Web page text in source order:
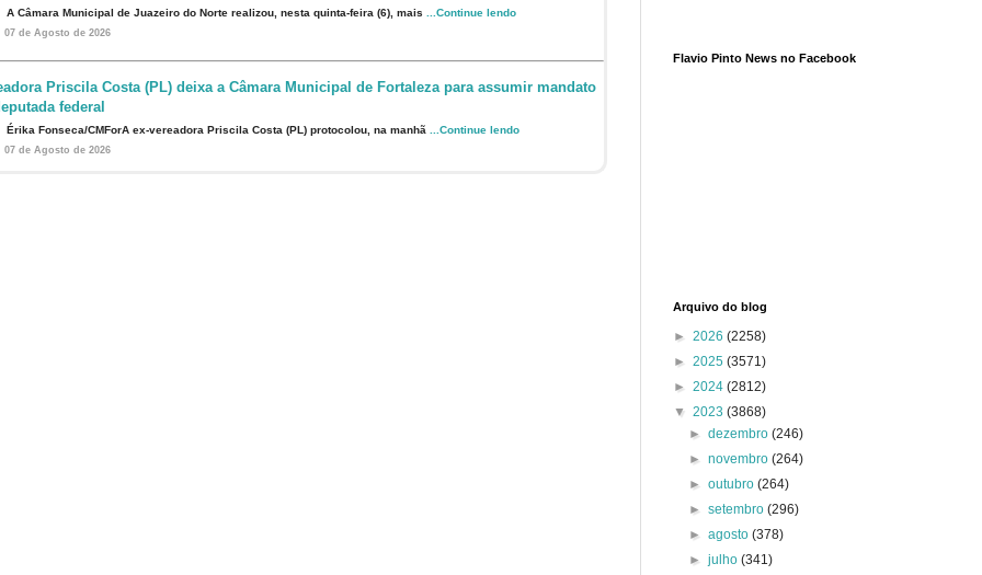
A Câmara Municipal de Juazeiro do Norte realizou, nesta quinta-feira (6), mais ...Continue lendo
07 de Agosto de 2026
Priscila Costa (PL) deixa a Câmara Municipal de Fortaleza para assumir mandato
federal
Érika Fonseca/CMForA ex-vereadora Priscila Costa (PL) protocolou, na manhã ...Continue lendo
07 de Agosto de 2026
Flavio Pinto News no Facebook
Arquivo do blog
► 2026 (2258)
► 2025 (3571)
► 2024 (2812)
▼ 2023 (3868)
►dezembro(246)
►novembro(264)
►outubro(264)
►setembro(296)
►agosto(378)
►julho(341)